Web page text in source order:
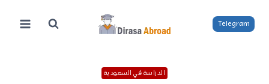
المحتوى
Telegram
الدراسة في السعودية